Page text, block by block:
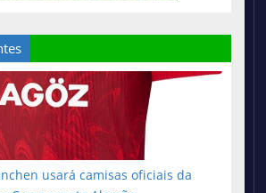
usará camisas oficiais da